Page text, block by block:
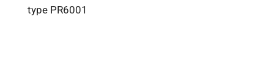
type PR6001